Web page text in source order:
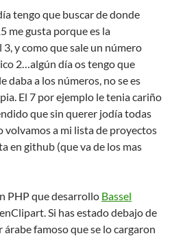
tengo que buscar de donde
me gusta porque es la
y como que sale un número
2…algún día os tengo que
daba a los números, no se es
El 7 por ejemplo le tenia cariño
que sin querer jodía todas
volvamos a mi lista de proyectos
en github (que va de los mas
PHP que desarrollo Bassel
Si has estado debajo de
árabe famoso que se lo cargaron